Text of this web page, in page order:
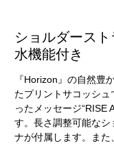
ショルダース
水機能付き
『Horizon』の自然豊
たプリントサコッシ
ったメッセージ“RISE
す。長さ調整可能な
ナが付属します。また